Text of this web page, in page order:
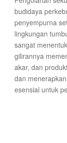
budidaya
penyempurna
lingkungan
sangat
gilirannya
akar, dan
dan
esensial untuk